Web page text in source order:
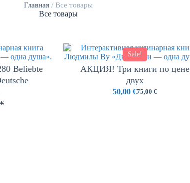
Главная/ Все товары
Все товары
Beliebte
€
Sale!
АКЦИЯ! Три книги по цене
двух
75,00€
50,00 €